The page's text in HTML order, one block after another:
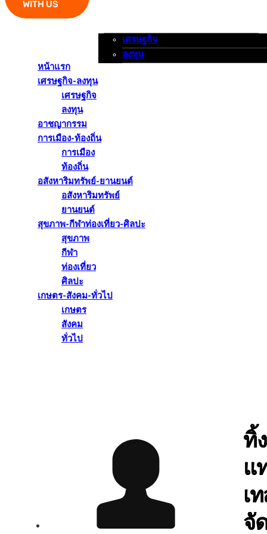
WITH US
เศรษฐกิจ-ลงทุน
เศรษฐกิจ
ลงทุน
หน้าแรก
เศรษฐกิจ-ลงทุน
เศรษฐกิจ
ลงทุน
อาชญากรรม
การเมือง-ท้องถิ่น
การเมือง
ท้องถิ่น
อสังหาริมทรัพย์-ยานยนต์
อสังหาริมทรัพย์
ยานยนต์
สุขภาพ-กีฬาท่องเที่ยว-ศิลปะ
สุขภาพ
กีฬา
ท่องเที่ยว
ศิลปะ
เกษตร-สังคม-ทั่วไป
เกษตร
สังคม
ทั่วไป
ทิ้
แ
เ
จั